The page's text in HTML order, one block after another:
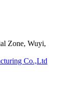
Zone, Wuyi,